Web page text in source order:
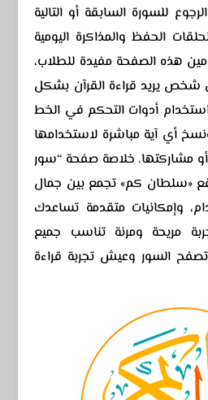
للسورة السابقة أو التالية
الحفظ والمذاكرة اليومية
هذه الصفحة مفيدة للطلاب،
شخص يريد قراءة القرآن بشكل
أدوات التحكم في الخط
أي آية مباشرة لاستخدامها
أو مشاركتها. خلاصة صفحة “سور
«سلطان كم» تجمع بين جمال
وإمكانيات متقدمة تساعدك
مريحة ومرنة تناسب جميع
تصفح السور وعيش تجربة قراءة